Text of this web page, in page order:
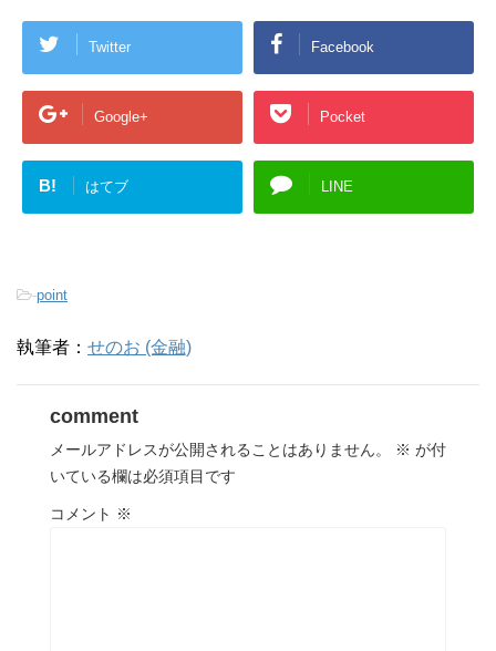
Twitter Facebook
Google+ Pocket
B! はてブ LINE
-point
執筆者： せのお (金融)
comment
メールアドレスが公開されることはありません。 ※ が付
いている欄は必須項目です
コメント ※